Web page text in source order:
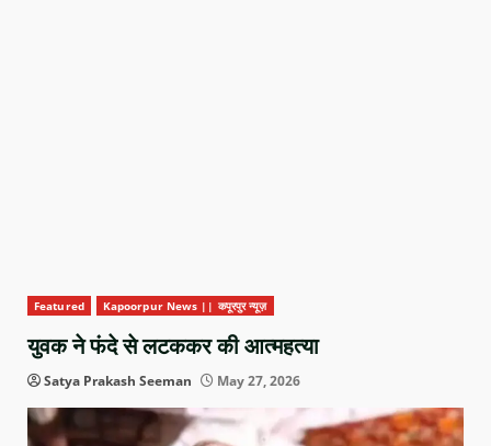
Featured Kapoorpur News || कपूरपुर न्यूज़
युवक ने फंदे से लटककर की आत्महत्या
Satya Prakash Seeman May 27, 2026